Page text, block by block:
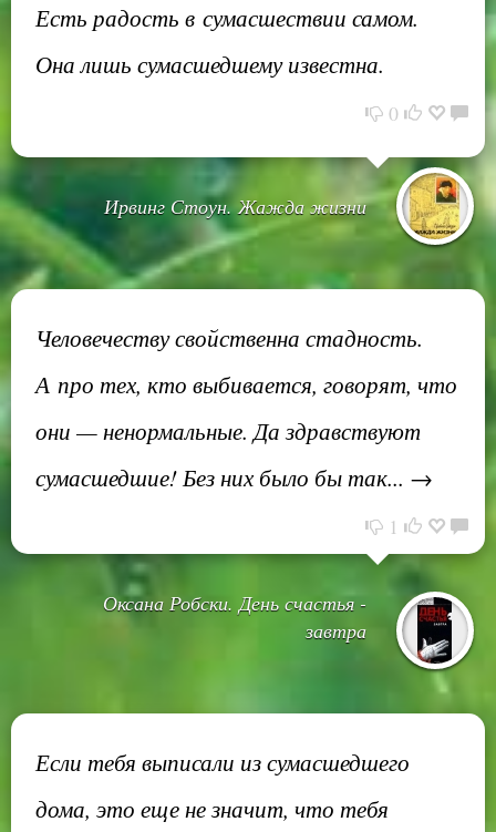
Есть радость в сумасшествии самом.
Она лишь сумасшедшему известна.
0
Ирвинг Стоун. Жажда жизни
Человечеству свойственна стадность.
А про тех, кто выбивается, говорят, что
они — ненормальные. Да здравствуют
сумасшедшие! Без них было бы так... →
1
Оксана Робски. День счастья -
завтра
Если тебя выписали из сумасшедшего
дома, это еще не значит, что тебя